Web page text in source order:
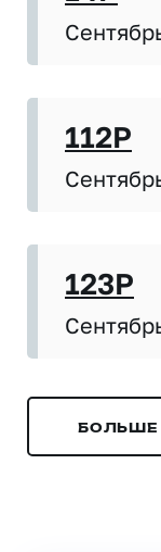
112P
123P
БОЛЬШЕ